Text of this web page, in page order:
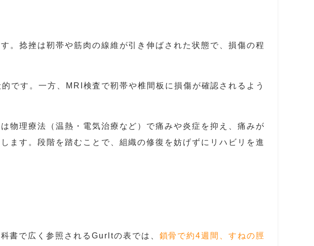
。捻挫は靭帯や筋肉の線維が引き伸ばされた状態で、損傷の程
です。一方、MRI検査で靭帯や椎間板に損傷が確認されるよう
物理療法（温熱・電気治療など）で痛みや炎症を抑え、痛みが
ます。段階を踏むことで、組織の修復を妨げずにリハビリを進
書で広く参照されるGurltの表では、 鎖骨で約4週間、すねの脛